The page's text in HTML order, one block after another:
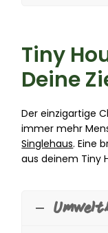
Tiny
Deine
Der einzigartige
immer mehr
Singlehaus. Eine
aus deinem Tiny